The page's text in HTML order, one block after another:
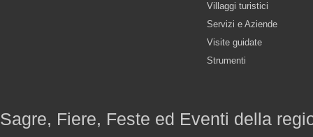
Villaggi turistici
Servizi e Aziende
Visite guidate
Strumenti
Sagre, Fiere, Feste ed Eventi della